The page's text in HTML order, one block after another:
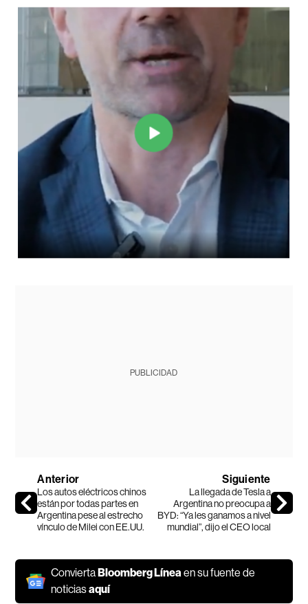
PUBLICIDAD
Anterior
Los autos eléctricos chinos
están por todas partes en
Argentina pese al estrecho
vínculo de Milei con EE.UU.
Siguiente
La llegada de Tesla a
Argentina no preocupa a
BYD: “Ya les ganamos a nivel
mundial”, dijo el CEO local
ConviertaBloomberg Líneaen su fuente de
noticiasaquí